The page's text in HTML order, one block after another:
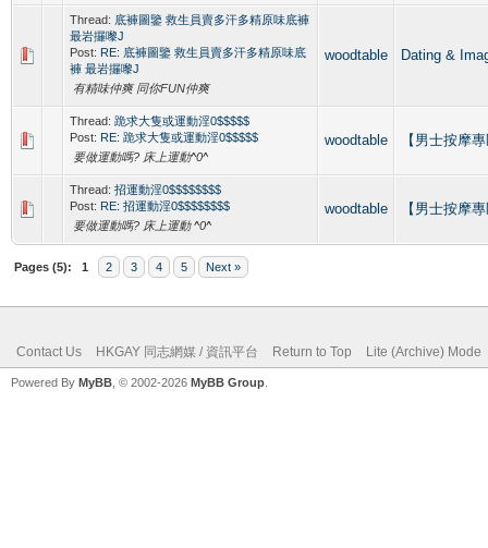
Thread: 底褲圖鑒 救生員賣多汗多精原味底褲
最岩攞嚟J
Post: RE: 底褲圖鑒 救生員賣多汗多精原味底
褲 最岩攞嚟J
有精味仲爽 同你FUN仲爽
woodtable Dating &
Thread: 跪求大隻或運動淫0$$$$$
Post: RE: 跪求大隻或運動淫0$$$$$
要做運動嗎? 床上運動^0^
woodtable 【男士按摩
Thread: 招運動淫0$$$$$$$$
Post: RE: 招運動淫0$$$$$$$$
要做運動嗎? 床上運動 ^0^
woodtable 【男士按摩
Pages (5): 1 2 3 4 5 Next »
Contact Us HKGAY 同志網媒 / 資訊平台 Return to Top Lite (Archive) Mode
Powered By MyBB , © 2002-2026 MyBB Group